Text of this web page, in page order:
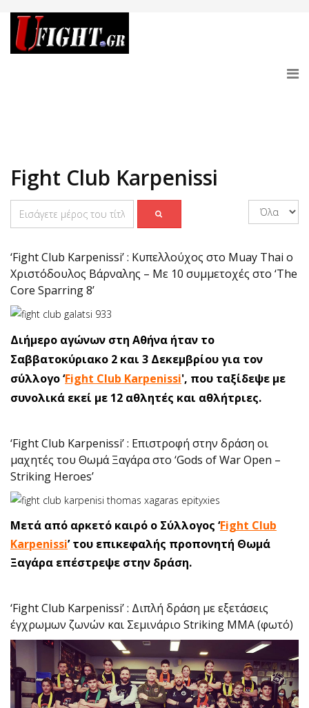
Fight Club Karpenissi
‘Fight Club Karpenissi’ : Κυπελλούχος στο Muay Thai ο
Χριστόδουλος Βάρναλης – Με 10 συμμετοχές στο ‘The
Core Sparring 8’
Διήμερο αγώνων στη Αθήνα ήταν το
Σαββατοκύριακο 2 και 3 Δεκεμβρίου για τον
σύλλογο ‘Fight Club Karpenissi', που ταξίδεψε με
συνολικά εκεί με 12 αθλητές και αθλήτριες.
‘Fight Club Karpenissi’ : Eπιστροφή στην δράση οι
μαχητές του Θωμά Ξαγάρα στο ‘Gods of War Open –
Striking Heroes’
Μετά από αρκετό καιρό ο Σύλλογος ‘Fight Club
Karpenissi’ του επικεφαλής προπονητή Θωμά
Ξαγάρα επέστρεψε στην δράση.
‘Fight Club Karpenissi’ : Διπλή δράση με εξετάσεις
έγχρωμων ζωνών και Σεμινάριο Striking MMA (φωτό)